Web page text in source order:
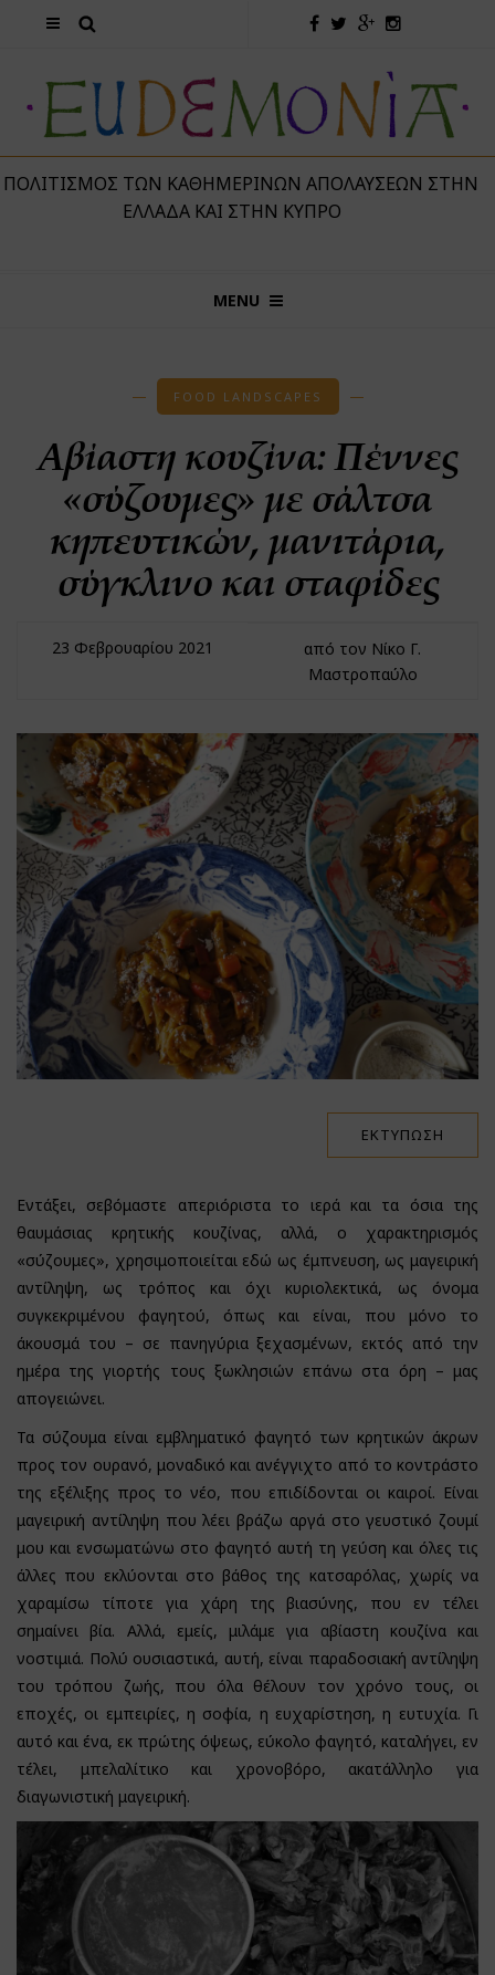
ΤΩΝ ΚΑΘΗΜΕΡΙΝΏΝ ΑΠΟΛΑΎΣΕΩΝ ΣΤΗΝ
ΕΛΛΆΔΑ ΚΑΙ ΣΤΗΝ ΚΎΠΡΟ
MENU
FOOD LANDSCAPES
Αβίαστη κουζίνα: Πέννες
«σύζουμες» με σάλτσα
κηπευτικών, μανιτάρια,
σύγκλινο και σταφίδες
23 Φεβρουαρίου 2021
από τον Νίκο Γ.
Μαστροπαύλο
ΕΚΤΎΠΩΣΗ
Εντάξει, σεβόμαστε απεριόριστα το ιερά και τα όσια της
θαυμάσιας κρητικής κουζίνας, αλλά, ο χαρακτηρισμός
«σύζουμες», χρησιμοποιείται εδώ ως έμπνευση, ως μαγειρική
αντίληψη, ως τρόπος και όχι κυριολεκτικά, ως όνομα
συγκεκριμένου φαγητού, όπως και είναι, που μόνο το
άκουσμά του – σε πανηγύρια ξεχασμένων, εκτός από την
ημέρα της γιορτής τους ξωκλησιών επάνω στα όρη – μας
απογειώνει.
Τα σύζουμα είναι εμβληματικό φαγητό των κρητικών άκρων
προς τον ουρανό, μοναδικό και ανέγγιχτο από το κοντράστο
της εξέλιξης προς το νέο, που επιδίδονται οι καιροί. Είναι
μαγειρική αντίληψη που λέει βράζω αργά στο γευστικό ζουμί
μου και ενσωματώνω στο φαγητό αυτή τη γεύση και όλες τις
άλλες που εκλύονται στο βάθος της κατσαρόλας, χωρίς να
χαραμίσω τίποτε για χάρη της βιασύνης, που εν τέλει
σημαίνει βία. Αλλά, εμείς, μιλάμε για αβίαστη κουζίνα και
νοστιμιά. Πολύ ουσιαστικά, αυτή, είναι παραδοσιακή αντίληψη
του τρόπου ζωής, που όλα θέλουν τον χρόνο τους, οι
εποχές, οι εμπειρίες, η σοφία, η ευχαρίστηση, η ευτυχία. Γι
αυτό και ένα, εκ πρώτης όψεως, εύκολο φαγητό, καταλήγει, εν
τέλει, μπελαλίτικο και χρονοβόρο, ακατάλληλο για
διαγωνιστική μαγειρική.